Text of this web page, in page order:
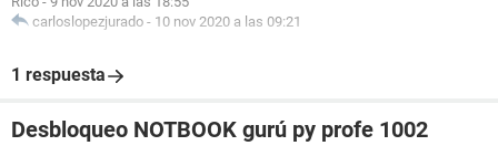
carloslopezjurado - 10 nov 2020 a las 09:21
1 respuesta
Desbloqueo NOTBOOK gurú py profe 1002